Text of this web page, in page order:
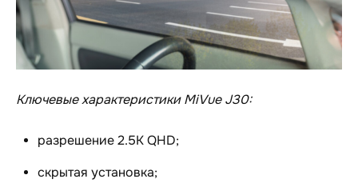
Ключевые характеристики MiVue J30:
разрешение 2.5K QHD;
скрытая установка;